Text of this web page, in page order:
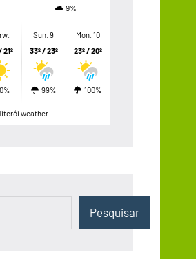
9%
21º
0%
Sun. 9
33º / 23º
99%
Mon. 10
23º / 20º
100%
weather
Pesquisar